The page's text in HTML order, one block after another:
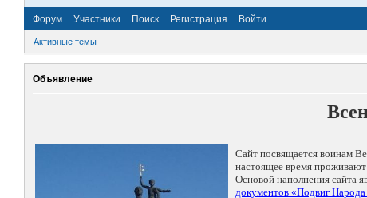
Форум Участники Поиск Регистрация Войти
Активные темы
Объявление
Сайт посвящается воинам
настоящее время
Основой наполнения сайта
документов «Подвиг Народа